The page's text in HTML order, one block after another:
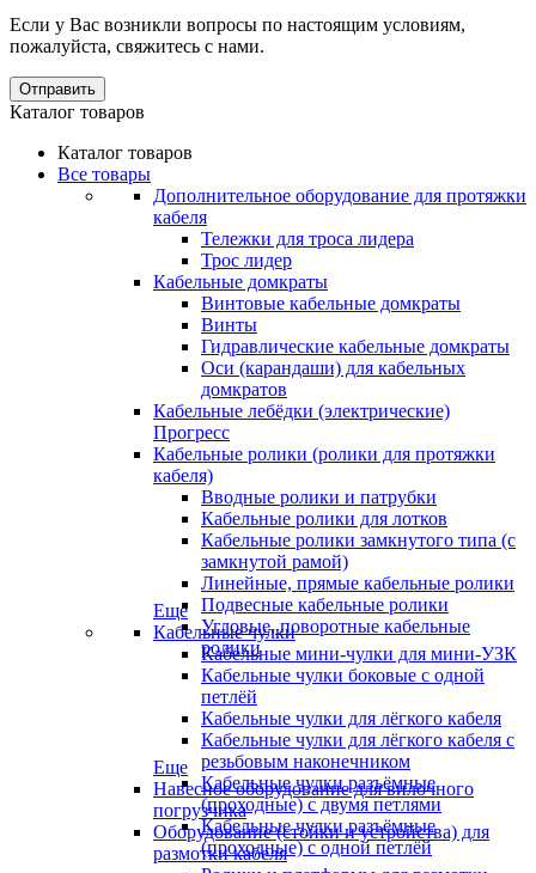
Если у Вас возникли вопросы по настоящим условиям,
пожалуйста, свяжитесь с нами.
Отправить
Каталог товаров
Каталог товаров
Все товары
Дополнительное оборудование для протяжки
кабеля
Тележки для троса лидера
Трос лидер
Кабельные домкраты
Винтовые кабельные домкраты
Винты
Гидравлические кабельные домкраты
Оси (карандаши) для кабельных
домкратов
Кабельные лебёдки (электрические)
Прогресс
Кабельные ролики (ролики для протяжки
кабеля)
Вводные ролики и патрубки
Кабельные ролики для лотков
Кабельные ролики замкнутого типа (с
замкнутой рамой)
Линейные, прямые кабельные ролики
Подвесные кабельные ролики
Угловые, поворотные кабельные
ролики
Еще
Кабельные чулки
Кабельные мини-чулки для мини-УЗК
Кабельные чулки боковые с одной
петлёй
Кабельные чулки для лёгкого кабеля
Кабельные чулки для лёгкого кабеля с
резьбовым наконечником
Кабельные чулки разъёмные
(проходные) с двумя петлями
Кабельные чулки разъёмные
(проходные) с одной петлёй
Еще
Навесное оборудование для вилочного
погрузчика
Оборудование (стойки и устройства) для
размотки кабеля